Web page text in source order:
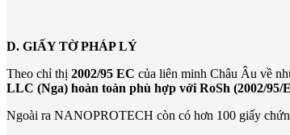
D. GIẤY TỜ PHÁP LÝ
Theo chỉ thị 2002/95 EC của liên minh Châu Âu về
LLC (Nga) hoàn toàn phù hợp với RoSh (2002/95/
Ngoài ra NANOPROTECH còn có hơn 100 giấy